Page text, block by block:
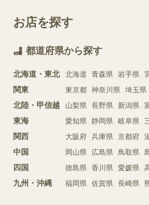
お店を探す
都道府県から探す
北海道・東北 北海道 青森県 岩手県
関東 東京都 神奈川県 埼玉県
北陸・甲信越 山梨県 長野県 新潟県
東海 愛知県 静岡県 岐阜県
関西 大阪府 兵庫県 京都府
中国 岡山県 広島県 鳥取県
四国 徳島県 香川県 愛媛県
九州・沖縄 福岡県 佐賀県 長崎県